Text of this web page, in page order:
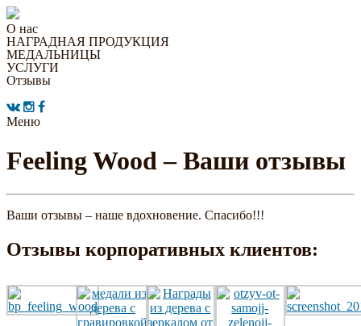
О нас
НАГРАДНАЯ ПРОДУКЦИЯ
МЕДАЛЬНИЦЫ
УСЛУГИ
Отзывы
Меню
Feeling Wood – Ваши отзывы
Ваши отзывы – наше вдохновение. Спасибо!!!
Отзывы корпоративных клиентов: